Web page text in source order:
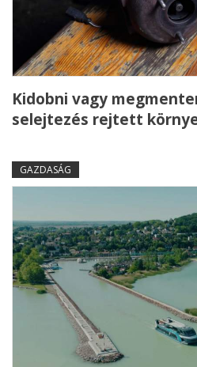
Kidobni vagy
selejtezés rejtett
GAZDASÁG